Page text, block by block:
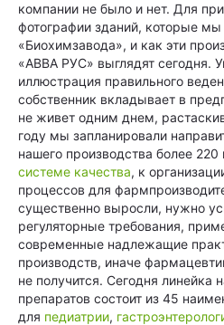
компании не было и нет. Для
фотографии зданий, которые
«Биохимзавода», и как эти
«АВВА РУС» выглядят сегодня.
иллюстрация правильного
собственник вкладывает в
не живет одним днем,
году мы запланировали
нашего производства более
системе качества, к
процессов для
существенно выросли, нужно
регуляторные требования,
современные надлежащие
производств, иначе
не получится. Сегодня линейка
препаратов состоит из 45
для педиатрии,